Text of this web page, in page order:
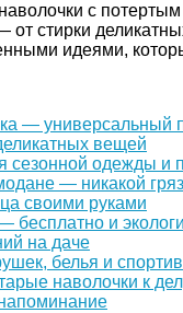
с
стирки
идеями,
— универсальный
вещей
сезонной одежды и
— никакой
своими руками
бесплатно и
на даче
белья и
наволочки к